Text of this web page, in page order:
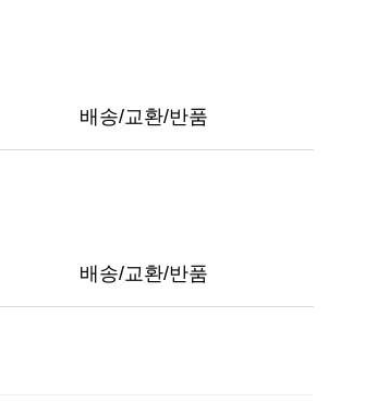
배송/교환/반품
배송/교환/반품